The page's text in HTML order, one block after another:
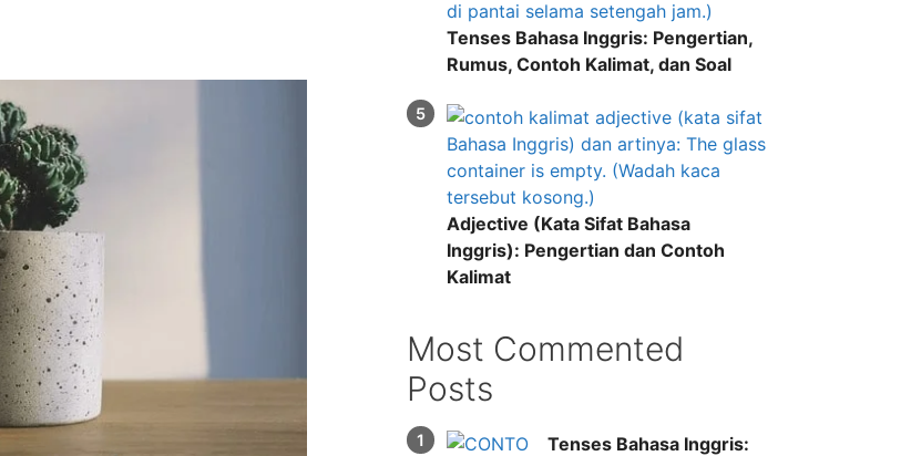
Tenses Bahasa Inggris: Pengertian,
Rumus, Contoh Kalimat, dan Soal
Adjective (Kata Sifat Bahasa
Inggris): Pengertian dan Contoh
Kalimat
Most Commented
Posts
Tenses Bahasa Inggris: